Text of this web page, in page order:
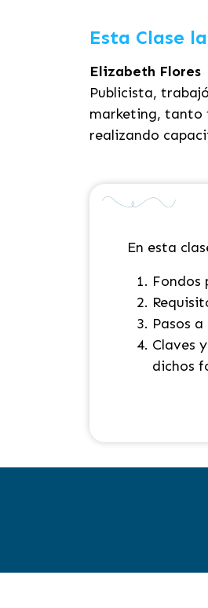
Esta Clase
Elizabeth Flores
Publicista,
marketing, tanto
realizando
En esta
Fondos
Pasos
Claves
dichos